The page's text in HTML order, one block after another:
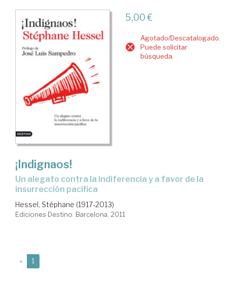
5,00 €
Agotado/Descatalogado.
Puede solicitar
búsqueda.
¡Indignaos!
un alegato contra la indiferencia y a favor de la
insurrección pacífica
Hessel, Stéphane (1917-2013)
Ediciones Destino. Barcelona, 2011
« 1